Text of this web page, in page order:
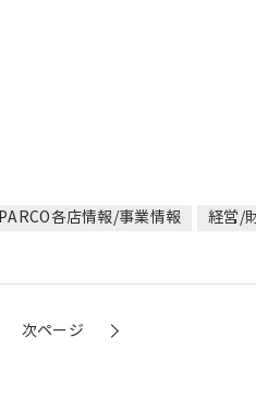
PARCO各店情報/事業情報 経営/
次ページ